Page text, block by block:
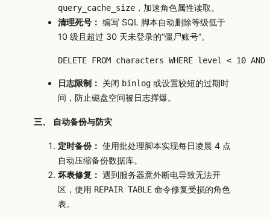
query_cache_size ，加速角色属性读取。
清理死号： 编写 SQL 脚本自动删除等级低于
10 级且超过 30 天未登录的“僵尸账号”。
DELETE FROM characters WHERE level < 10
日志限制： 关闭 binlog 或设置较短的过期时
间，防止磁盘空间被日志撑爆。
三、 自动备份与防灾
定时备份： 使用批处理脚本实现每日凌晨 4 点
自动压缩备份数据库。
坏表修复： 遇到服务器意外断电导致无法开
区，使用 REPAIR TABLE 命令修复受损的角色
表。